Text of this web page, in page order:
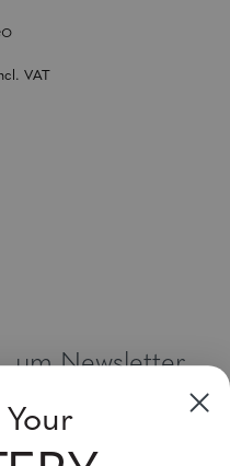
VAT
um Newsletter,
Gutscheine zu
ein und abonnieren Sie!